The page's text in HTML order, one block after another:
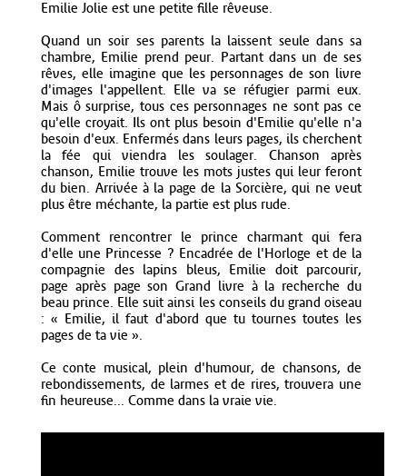
Emilie Jolie est une petite fille rêveuse.
Quand un soir ses parents la laissent seule dans sa
chambre, Emilie prend peur. Partant dans un de ses
rêves, elle imagine que les personnages de son livre
d'images l'appellent. Elle va se réfugier parmi eux.
Mais ô surprise, tous ces personnages ne sont pas ce
qu'elle croyait. Ils ont plus besoin d'Emilie qu'elle n'a
besoin d'eux. Enfermés dans leurs pages, ils cherchent
la fée qui viendra les soulager. Chanson après
chanson, Emilie trouve les mots justes qui leur feront
du bien. Arrivée à la page de la Sorcière, qui ne veut
plus être méchante, la partie est plus rude.
Comment rencontrer le prince charmant qui fera
d'elle une Princesse ? Encadrée de l'Horloge et de la
compagnie des lapins bleus, Emilie doit parcourir,
page après page son Grand livre à la recherche du
beau prince. Elle suit ainsi les conseils du grand oiseau
: « Emilie, il faut d'abord que tu tournes toutes les
pages de ta vie ».
Ce conte musical, plein d'humour, de chansons, de
rebondissements, de larmes et de rires, trouvera une
fin heureuse... Comme dans la vraie vie.